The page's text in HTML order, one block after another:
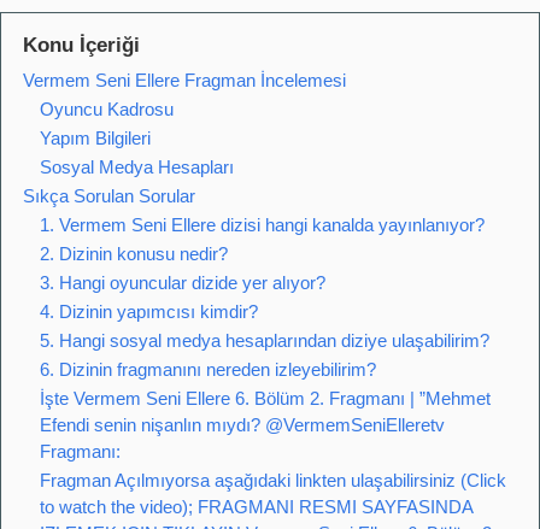
Konu İçeriği
Vermem Seni Ellere Fragman İncelemesi
Oyuncu Kadrosu
Yapım Bilgileri
Sosyal Medya Hesapları
Sıkça Sorulan Sorular
1. Vermem Seni Ellere dizisi hangi kanalda yayınlanıyor?
2. Dizinin konusu nedir?
3. Hangi oyuncular dizide yer alıyor?
4. Dizinin yapımcısı kimdir?
5. Hangi sosyal medya hesaplarından diziye ulaşabilirim?
6. Dizinin fragmanını nereden izleyebilirim?
İşte Vermem Seni Ellere 6. Bölüm 2. Fragmanı | ”Mehmet
Efendi senin nişanlın mıydı? @VermemSeniElleretv
Fragmanı:
Fragman Açılmıyorsa aşağıdaki linkten ulaşabilirsiniz (Click
to watch the video); FRAGMANI RESMI SAYFASINDA